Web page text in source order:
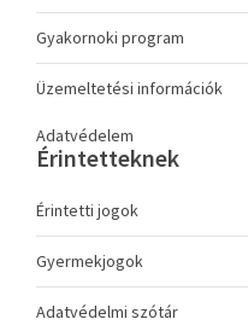
Gyakornoki program
Üzemeltetési információk
Adatvédelem
Érintetteknek
Érintetti jogok
Gyermekjogok
Adatvédelmi szótár